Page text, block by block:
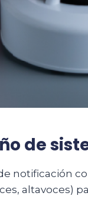
de
notificación
altavoces)